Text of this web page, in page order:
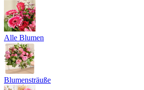
Alle Blumen
Blumensträuße